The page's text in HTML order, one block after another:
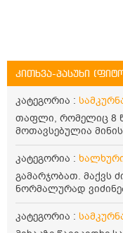
კითხვა-პასუხი
კატეგორია :
თაფლი, რომელიც 8
მოთავსებულია
პლასტმასის
სასარგებლო
მირთმევა?
კატეგორია :
გამარჯობათ. მაქვს
ნორმალურად
ან 04:00 საათზე
ვერაფრით.რამე
პრობლემის
კატეგორია :